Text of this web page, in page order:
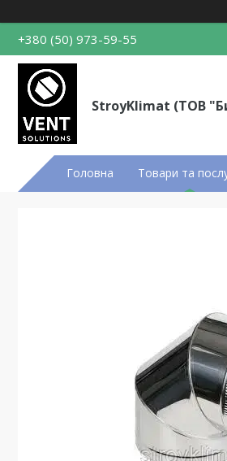
+380 (50) 973-59-55
StroyKlimat (ТОВ
Головна Товари та